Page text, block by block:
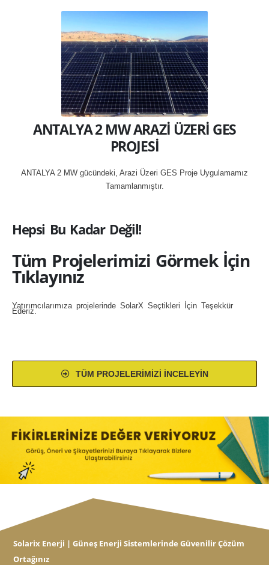
ANTALYA 2 MW ARAZİ ÜZERİ GES
PROJESİ
ANTALYA 2 MW gücündeki, Arazi Üzeri GES Proje Uygulamamız
Tamamlanmıştır.
Hepsi Bu Kadar Değil!
Tüm Projelerimizi Görmek İçin
Tıklayınız
Yatırımcılarımıza projelerinde SolarX Seçtikleri İçin Teşekkür
Ederiz.
TÜM PROJELERIMIZI İNCELEYIN
Solarix Enerji | Güneş Enerji Sistemlerinde Güvenilir Çözüm
Ortağınız